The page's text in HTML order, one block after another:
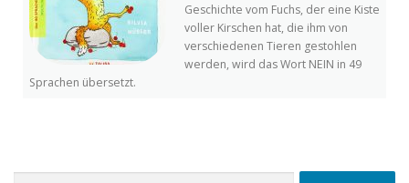
Geschichte vom Fuchs, der eine Kiste
voller Kirschen hat, die ihm von
verschiedenen Tieren gestohlen
werden, wird das Wort NEIN in 49
Sprachen übersetzt.